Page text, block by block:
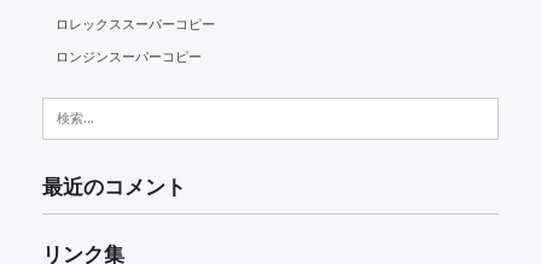
ロレックススーパーコピー
ロンジンスーパーコピー
索:
最近のコメント
リンク集